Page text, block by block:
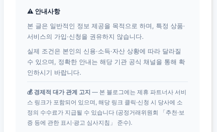
⚠ 안내사항
본 글은 일반적인 정보 제공을 목적으로 하며, 특정 상품·
서비스의 가입·신청을 권유하지 않습니다.
실제 조건은 본인의 신용·소득·자산 상황에 따라 달라질
수 있으며, 정확한 안내는 해당 기관 공식 채널을 통해 확
인하시기 바랍니다.
💰 경제적 대가 관계 고지 — 본 블로그에는 제휴 파트너사 서비
스 링크가 포함되어 있으며, 해당 링크 클릭·신청 시 당사에 소
정의 수수료가 지급될 수 있습니다 (공정거래위원회 「추천·보
증 등에 관한 표시·광고 심사지침」 준수).